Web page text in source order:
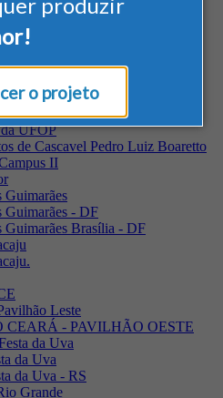
o projeto
do Brasil, em Brasília
- PE
UFOP
de Cascavel Pedro Luiz Boaretto
II
Guimarães
Guimarães - DF
Guimarães Brasília - DF
Leste
CEARÁ - PAVILHÃO OESTE
da Uva
da Uva
da Uva - RS
Grande